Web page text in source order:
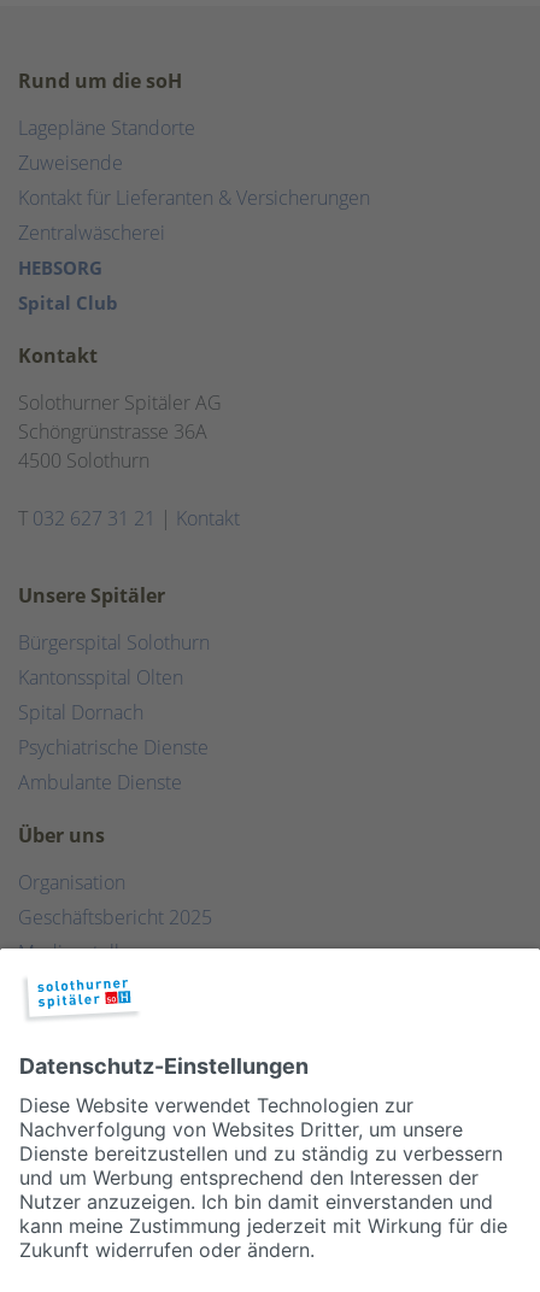
Rund um die soH
Lagepläne Standorte
Zuweisende
Kontakt für Lieferanten & Versicherungen
Zentralwäscherei
HEBSORG
Spital Club
Kontakt
Solothurner Spitäler AG
Schöngrünstrasse 36A
4500 Solothurn
T 032 627 31 21 | Kontakt
Unsere Spitäler
Bürgerspital Solothurn
Kantonsspital Olten
Spital Dornach
Psychiatrische Dienste
Ambulante Dienste
Über uns
Organisation
Geschäftsbericht 2025
Medienstelle
Qualität
Publikationen & Links
Partner